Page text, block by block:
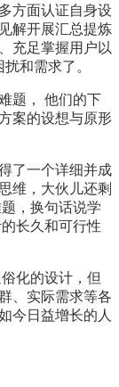
方面认证自身设
解开展汇总提炼
充足掌握用户以
和需求了。
题， 他们的下
案的设想与原形
了一个详细并成
维，大伙儿还剩
，换句话说学
长久和可行性
化的设计，但
、实际需求等各
今日益增长的人